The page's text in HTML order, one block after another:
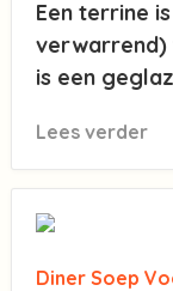
Een terrine
verwarrend)
is een
Lees verder
Diner Soep